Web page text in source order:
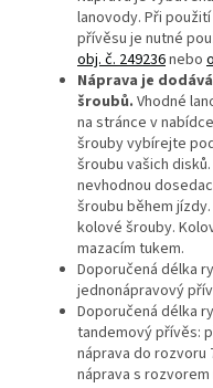
lanovody. Při
přívěsu je nutné
obj. č. 249236nebo
Náprava je
šroubů. Vhodné
na stránce v
šrouby vybírejte
šroubu vašich
nevhodnou
šroubu během
kolové šrouby.
mazacím tukem.
Doporučená délka
jednonápravový
Doporučená délka
tandemový přívěs:
náprava do rozvoru
náprava s rozvorem